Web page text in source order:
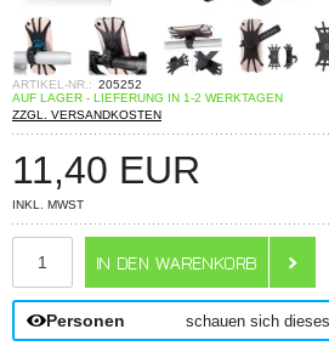
ARTIKEL-NR.: 205252
AUF LAGER - LIEFERUNG IN 1-2 WERKTAGEN
ZZGL. VERSANDKOSTEN
11,40 EUR
INKL. MWST
Personen schauen sich